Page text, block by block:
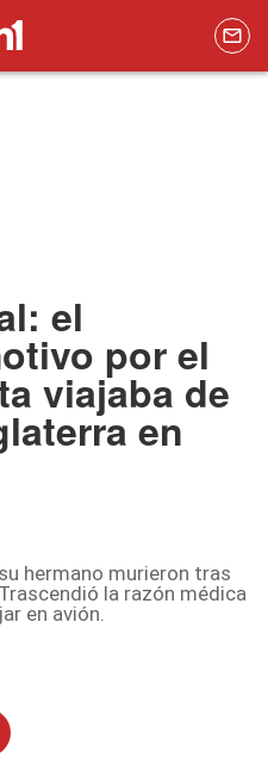
el
por el
viajaba de
en
hermano murieron tras
la razón médica
en avión.